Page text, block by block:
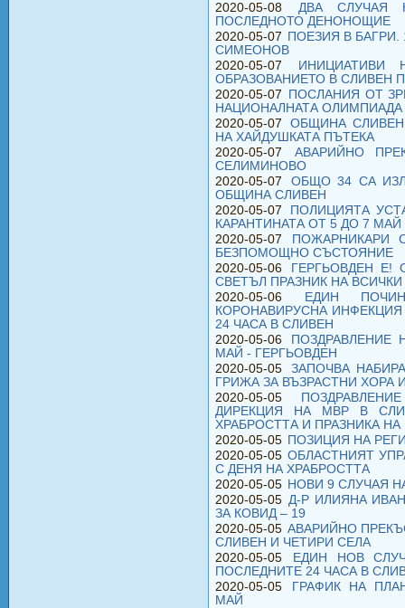
2020-05-08
ДВА СЛУЧАЯ
ПОСЛЕДНОТО ДЕНОНОЩИЕ
2020-05-07 ПОЕЗИЯ В
СИМЕОНОВ
2020-05-07
ИНИЦИАТИВИ
ОБРАЗОВАНИЕТО В СЛИВЕН
2020-05-07
ПОСЛАНИЯ ОТ
НАЦИОНАЛНАТА ОЛИМПИАДА
2020-05-07
ОБЩИНА
НА ХАЙДУШКАТА ПЪТЕКА
2020-05-07
АВАРИЙНО
СЕЛИМИНОВО
2020-05-07
ОБЩО 34 СА
ОБЩИНА СЛИВЕН
2020-05-07
ПОЛИЦИЯТА
КАРАНТИНАТА ОТ 5 ДО 7 МАЙ
2020-05-07
ПОЖАРНИКАРИ
БЕЗПОМОЩНО СЪСТОЯНИЕ
2020-05-06
ГЕРГЬОВДЕН Е!
СВЕТЪЛ ПРАЗНИК НА
2020-05-06
ЕДИН
КОРОНАВИРУСНА
24 ЧАСА В СЛИВЕН
2020-05-06
ПОЗДРАВЛЕНИЕ
МАЙ - ГЕРГЬОВДЕН
2020-05-05
ЗАПОЧВА
ГРИЖА ЗА ВЪЗРАСТНИ ХОРА
2020-05-05
ДИРЕКЦИЯ НА МВР В
ХРАБРОСТТА И ПРАЗНИКА
2020-05-05 ПОЗИЦИЯ НА
2020-05-05 ОБЛАСТНИЯТ
С ДЕНЯ НА ХРАБРОСТТА
2020-05-05 НОВИ 9 СЛУЧАЯ
2020-05-05 Д-Р ИЛИЯНА
ЗА КОВИД – 19
2020-05-05 АВАРИЙНО
СЛИВЕН И ЧЕТИРИ СЕЛА
2020-05-05
ЕДИН НОВ
ПОСЛЕДНИТЕ 24 ЧАСА В
2020-05-05
ГРАФИК НА
МАЙ